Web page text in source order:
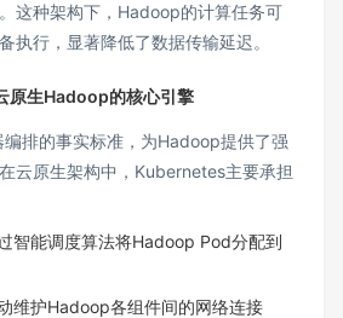
这种架构下，Hadoop的计算任务可
执行，显著降低了数据传输延迟。
原生Hadoop的核心引擎
排的事实标准，为Hadoop提供了强
云原生架构中，Kubernetes主要承担
智能调度算法将Hadoop Pod分配到
维护Hadoop各组件间的网络连接